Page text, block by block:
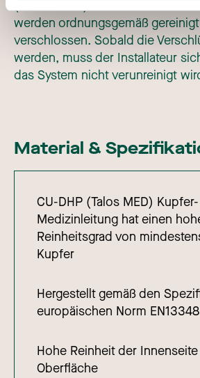
(TALOS MED) für medizinische
werden ordnungsgemäß
verschlossen. Sobald die
werden, muss der Installateur
das System nicht verunreinigt
Material &
CU-DHP (Talos MED) Kupfer-
Medizinleitung hat einen
Reinheitsgrad von
Kupfer
Hergestellt gemäß den
europäischen Norm EN13348
Hohe Reinheit der
Oberfläche